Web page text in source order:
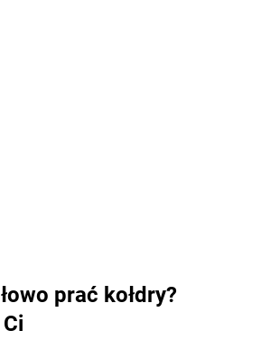
prać kołdry?